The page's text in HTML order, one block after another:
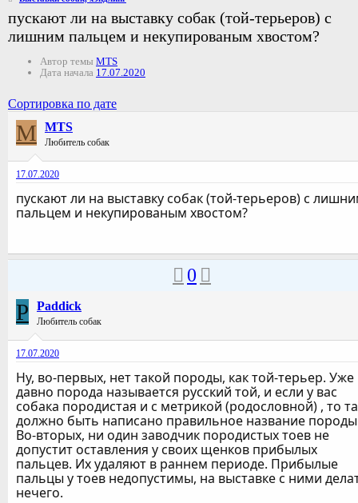
пускают ли на выставку собак (той-терьеров) с
лишним пальцем и некупированым хвостом?
Автор темы MTS
Дата начала 17.07.2020
Сортировка по дате
M MTS
Любитель собак
17.07.2020
пускают ли на выставку собак (той-терьеров) с
пальцем и некупированым хвостом?
0
P Paddick
Любитель собак
17.07.2020
Ну, во-первых, нет такой породы, как той-терьер. Уже
давно порода называется русский той, и если у вас
собака породистая и с метрикой (родословной) , то
должно быть написано правильное название
Во-вторых, ни один заводчик породистых тоев не
допустит оставления у своих щенков прибылых
пальцев. Их удаляют в раннем периоде. Прибылые
пальцы у тоев недопустимы, на выставке с ними
нечего.